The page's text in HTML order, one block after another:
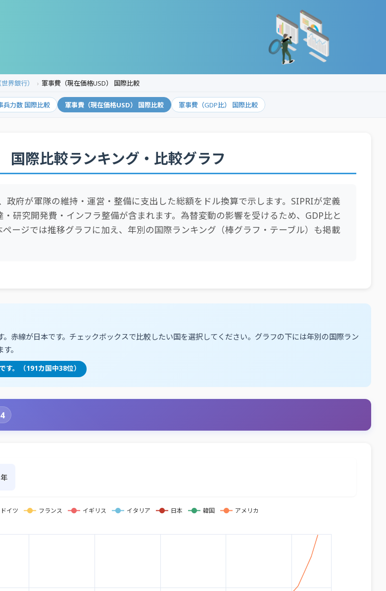
界銀行） 軍事費（現在価格USD） 国際比較
兵力数 国際比較 軍事費（現在価格USD） 国際比較 軍事費（GDP比） 国際比較
国際比較ランキング・比較グラフ
府が軍隊の維持・運営・整備に支出した総額をドル換算で示します。SIPRIが定義
研究開発費・インフラ整備が含まれます。為替変動の影響を受けるため、GDP比と
ージでは推移グラフに加え、年別の国際ランキング（棒グラフ・テーブル）も掲載
赤線が日本です。チェックボックスで比較したい国を選択してください。グラフの下には年別の国際ラン
。
。（191カ国中38位）
年